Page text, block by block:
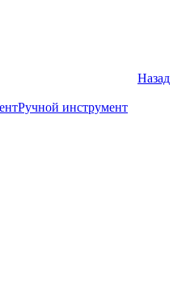
Назад
Ручной инструмент